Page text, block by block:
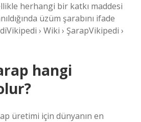
herhangi bir katkı maddesi
üzüm şarabını ifade
› Wiki › ŞarapVikipedi ›
hangi
üretimi için dünyanın en